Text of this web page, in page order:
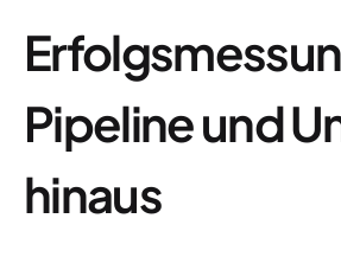
Pipeline und
hinaus